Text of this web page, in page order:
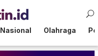
Nasional Olahraga